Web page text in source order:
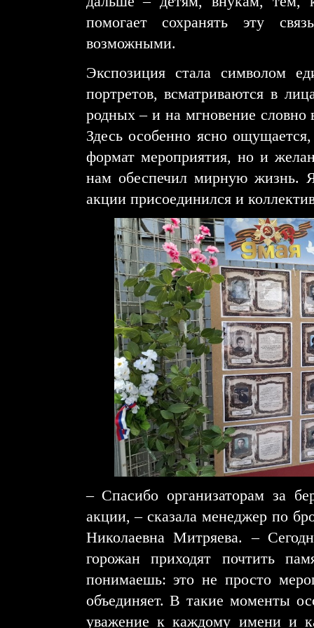
помогает сохранять эту
возможными.
Экспозиция стала символом
портретов, всматриваются в
родных – и на мгновение словно
Здесь особенно ясно
формат мероприятия, но и
нам обеспечил мирную жизнь.
акции присоединился и
– Спасибо организаторам за
акции, – сказала менеджер по
Николаевна Митряева. –
горожан приходят почтить
понимаешь: это не просто
объединяет. В такие моменты
уважение к каждому имени и